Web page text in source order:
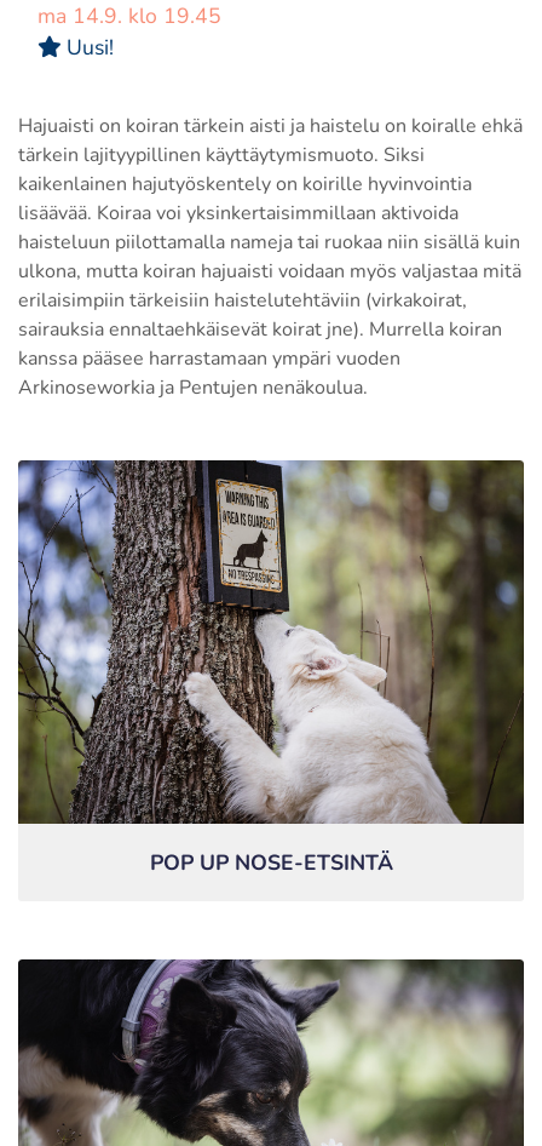
ma 14.9. klo 19.45
Uusi!
Hajuaisti on koiran tärkein aisti ja haistelu on koiralle ehkä
tärkein lajityypillinen käyttäytymismuoto. Siksi
kaikenlainen hajutyöskentely on koirille hyvinvointia
lisäävää. Koiraa voi yksinkertaisimmillaan aktivoida
haisteluun piilottamalla nameja tai ruokaa niin sisällä kuin
ulkona, mutta koiran hajuaisti voidaan myös valjastaa mitä
erilaisimpiin tärkeisiin haistelutehtäviin (virkakoirat,
sairauksia ennaltaehkäisevät koirat jne). Murrella koiran
kanssa pääsee harrastamaan ympäri vuoden
Arkinoseworkia ja Pentujen nenäkoulua.
POP UP NOSE-ETSINTÄ